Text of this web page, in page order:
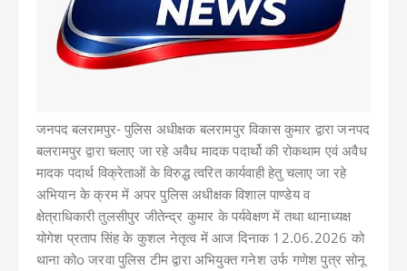
जनपद बलरामपुर- पुलिस अधीक्षक बलरामपुर विकास कुमार द्वारा जनपद
बलरामपुर द्वारा चलाए जा रहे अवैध मादक पदार्थो की रोकथाम एवं अवैध
मादक पदार्थ विक्रेताओं के विरुद्ध त्वरित कार्यवाही हेतु चलाए जा रहे
अभियान के क्रम में अपर पुलिस अधीक्षक विशाल पाण्डेय व
क्षेत्राधिकारी तुलसीपुर जीतेन्द्र कुमार के पर्यवेक्षण में तथा थानाध्यक्ष
योगेश प्रताप सिंह के कुशल नेतृत्व में आज दिनाक 12.06.2026 को
थाना कोo जरवा पुलिस टीम द्वारा अभियुक्त गनेश उर्फ गणेश पुत्र सोनू